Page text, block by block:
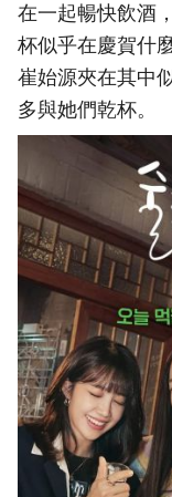
在一起暢快飲酒
杯似乎在慶賀什
崔始源夾在其中
多與她們乾杯。